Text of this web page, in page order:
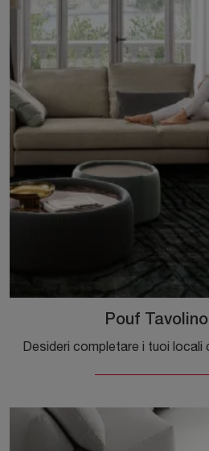
Pouf